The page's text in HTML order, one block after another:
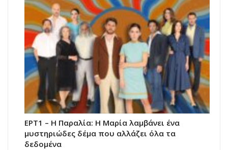
ΕΡΤ1 – Η Παραλία: Η Μαρία λαμβάνει ένα
μυστηριώδες δέμα που αλλάζει όλα τα
δεδομένα